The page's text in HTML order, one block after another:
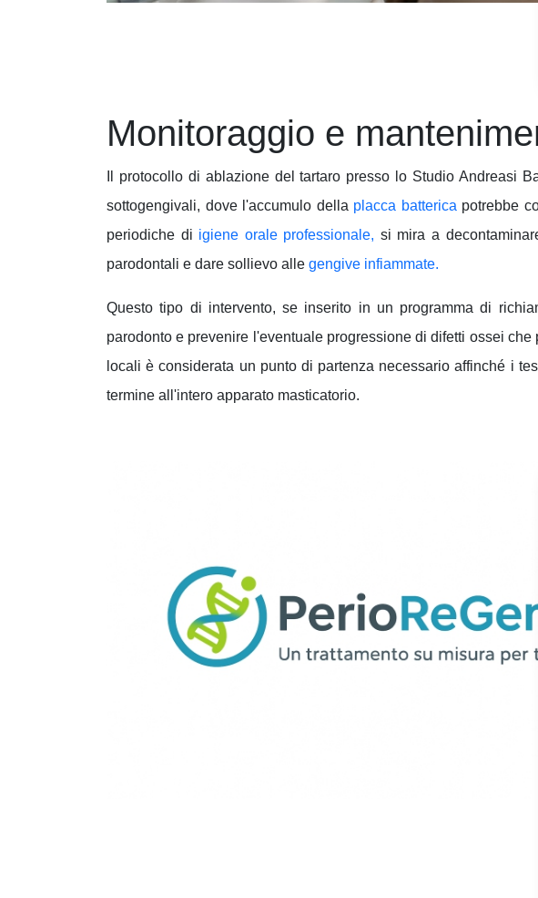
Monitoraggio e
Il protocollo di ablazione del tartaro presso lo Studio Andreasi
sottogengivali, dove l'accumulo della placca batterica potrebbe
periodiche di igiene orale professionale, si mira a
parodontali e dare sollievo alle gengive infiammate.
Questo tipo di intervento, se inserito in un programma di
parodonto e prevenire l'eventuale progressione di difetti ossei
locali è considerata un punto di partenza necessario affinché i
termine all'intero apparato masticatorio.